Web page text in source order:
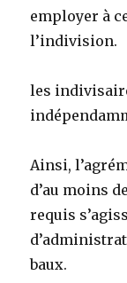
employer à
l’indivision.
les
Ainsi,
d’au moins
requis
baux.